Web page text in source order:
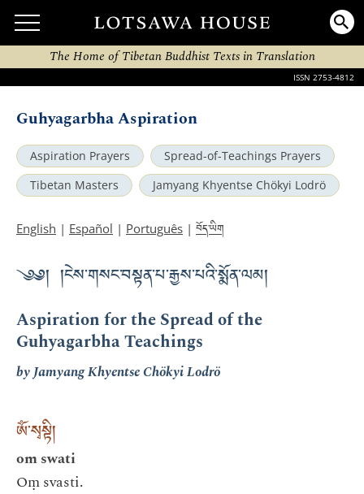
The Home of Tibetan Buddhist Texts in Translation
ISSN 2753-4812
Guhyagarbha Aspiration
Aspiration Prayers
Spread-of-Teachings Prayers
Tibetan Masters
Jamyang Khyentse Chökyi Lodrö
English | Español | Português | བོད་ཡིག
༄༅། །ངེས་གསང་བསྟན་པ་རྒྱས་པའི་སྨོན་ལམ།
Aspiration for the Spread of the
Guhyagarbha Teachings
by Jamyang Khyentse Chökyi Lodrö
ཨོཾ་སྭསྟི།
om swati
Oṃ svasti.